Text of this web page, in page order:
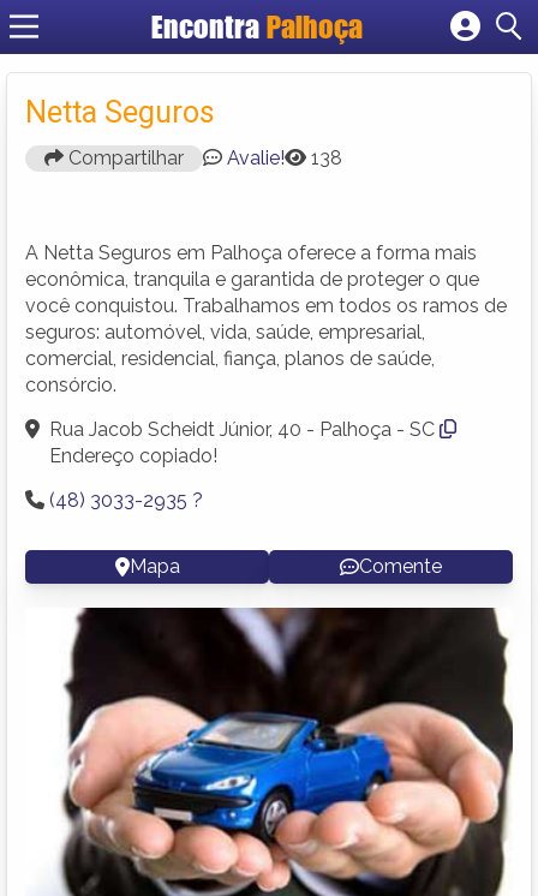
EncontraPalhoça
Cadastrar empresa
Netta Seguros
Compartilhar Avalie! 138
A Netta Seguros em Palhoça oferece a forma mais
econômica, tranquila e garantida de proteger o que
você conquistou. Trabalhamos em todos os ramos de
seguros: automóvel, vida, saúde, empresarial,
comercial, residencial, fiança, planos de saúde,
consórcio.
Rua Jacob Scheidt Júnior, 40 - Palhoça - SC
Endereço copiado!
(48) 3033-2935 ?
Mapa Comente